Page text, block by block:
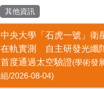
其他資訊
中央大學「石虎一號」衛
在軌實測 自主研發光纖
首度通過太空驗證(學術發
組/2026-08-04)